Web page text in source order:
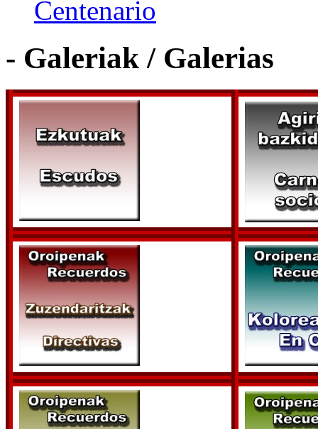
Centenario
- Galeriak / Galerias